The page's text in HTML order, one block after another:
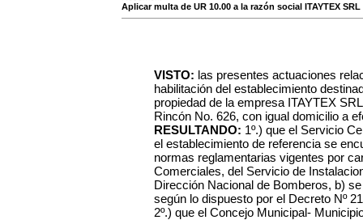
Aplicar multa de UR 10.00 a la razón social ITAYTEX
VISTO: las presentes actuaciones
habilitación del establecimiento
propiedad de la empresa ITAYTEX
Rincón No. 626, con igual domicilio a
RESULTANDO: 1º.) que el Servicio
el establecimiento de referencia se
normas reglamentarias vigentes por
Comerciales, del Servicio de
Dirección Nacional de Bomberos, b)
según lo dispuesto por el Decreto Nº
2º.) que el Concejo Municipal-